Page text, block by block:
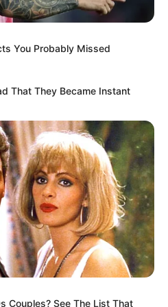
You Probably Missed
That They Became Instant
Couples? See The List That